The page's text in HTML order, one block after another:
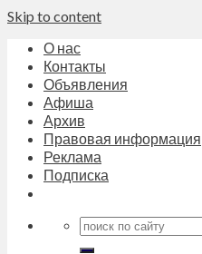
Skip to content
О нас
Контакты
Объявления
Афиша
Архив
Правовая информация
Реклама
Подписка